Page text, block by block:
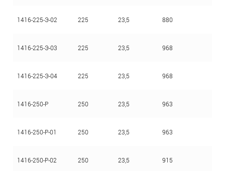
1416-225-Э-02 225 23,5 880
1416-225-Э-03 225 23,5 968
1416-225-Э-04 225 23,5 968
1416-250-Р 250 23,5 963
1416-250-Р-01 250 23,5 963
1416-250-Р-02 250 23,5 915